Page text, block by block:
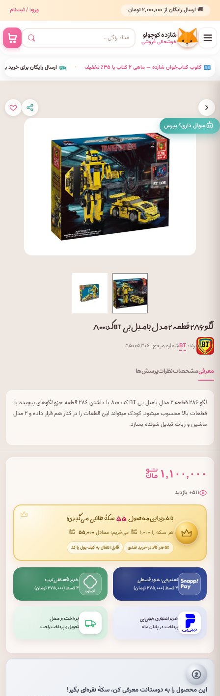
🚚 ارسال رایگان از ۲٬۰۰۰٬۰۰۰ تومان ورود / ثبت‌نام
شازده کوچولو
خوشحالی فروشی
ارسال رایگان برای خرید بالای • کلوب کتاب‌خوان شازده — ماهی ۲ کتاب با ۳۵٪ تخفیف •
سوال داری؟ بپرس
لگو ۲۸۶ قطعه ۲ مدل بامبل بی BT کد: ۸۰۰
برند: BTشماره مرجع: ۵۵۰۰۵۳۰۶
معرفیمشخصاتنظراتپرسش‌ها
لگو ۲۸۶ قطعه ۲ مدل بامبل بی BT کد: ۸۰۰ با داشتن ۲۸۶ قطعه جزو لگوهای پیچیده با
قطعات بالا محسوب میشود. کودک میتواند این قطعات را در کنار هم قرار داده و ۲ مدل
ماشین و ربات تبدیل شونده بسازد.
۱,۱۰۰,۰۰۰
۵۱۱+ بازدید
با خریدِ این محصول ۵۵ سکهٔ طلایی می‌گیری!
هر سکه را ۱٬۰۰۰ می‌خریم؛ معادلِ۵۵٬۰۰۰
۵٪ هر کالا در خریدِ نقدی قابلِ انتقال به کیف پول یا کد
اسنپ‌پی: خرید قسطی
۴ قسط (۲۷۵٬۰۰۰ تومان)
خرید اقساطی ترب
۴ قسط (۲۷۵٬۰۰۰ تومان)
خرید اعتباری دیجی‌پی
پرداخت در پایان ماه
پرداخت در محل
تحویل و پرداخت راحت
این محصول را به دوستانت معرفی کن،سکهٔ نقره‌ایبگیر!